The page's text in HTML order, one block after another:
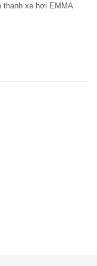
thanh xe hơi EMMA